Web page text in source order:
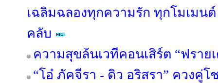
เฉลิมฉลองทุกความรัก ทุกโมเมน
คลับ
ความสุขล้นเวทีคอนเสิร์ต “ฟรา
“โอ๋ ภัคจีรา - ดิว อริสรา” ควงคู่โ